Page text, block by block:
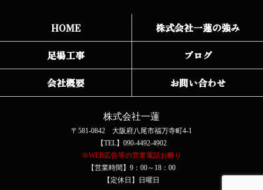
HOME
株式会社一蓮の強み
足場工事
ブログ
会社概要
お問い合わせ
株式会社一蓮
〒581-0842 大阪府八尾市福万寺町4-1
【TEL】090-4492-4902
※WEB広告等の営業電話お断り
【営業時間】9：00～18：00
【定休日】日曜日